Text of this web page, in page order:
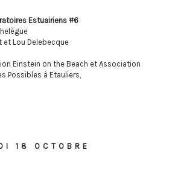
Estuairiens #6
et Lou Delebecque
Einstein on the Beach et Association
Possibles à Etauliers,
18 OCTOBRE